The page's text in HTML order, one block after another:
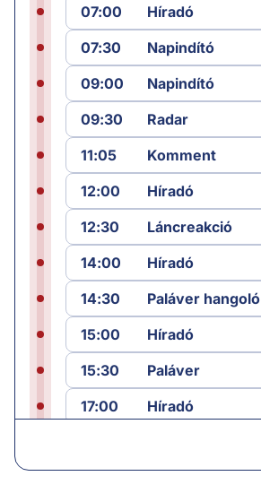
07:00
Híradó
07:30
Napindító
09:00
Napindító
09:30
Radar
11:05
Komment
12:00
Híradó
12:30
Láncreakció
14:00
Híradó
14:30
Paláver hangoló
15:00
Híradó
15:30
Paláver
17:00
Híradó